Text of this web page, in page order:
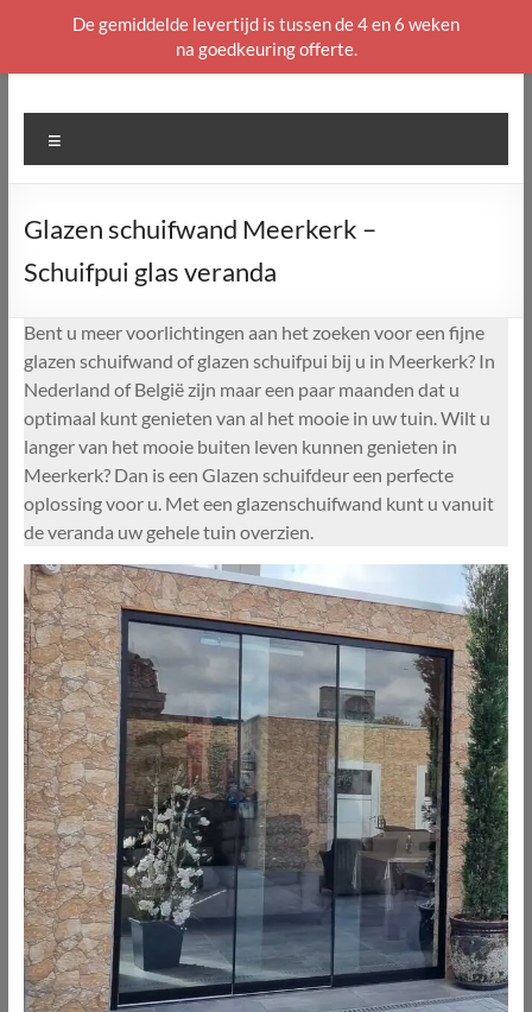
naar
Glazen schuifwand Meerkerk –
Schuifpui glas veranda
Bent u meer voorlichtingen aan het zoeken voor een fijne
glazen schuifwand of glazen schuifpui bij u in Meerkerk? In
Nederland of België zijn maar een paar maanden dat u
optimaal kunt genieten van al het mooie in uw tuin. Wilt u
langer van het mooie buiten leven kunnen genieten in
Meerkerk? Dan is een Glazen schuifdeur een perfecte
oplossing voor u. Met een glazenschuifwand kunt u vanuit
de veranda uw gehele tuin overzien.
De gemiddelde levertijd is tussen de 4 en 6 weken
na goedkeuring offerte.